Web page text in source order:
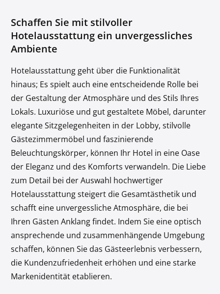
Schaffen Sie mit stilvoller
Hotelausstattung ein unvergessliches
Ambiente
Hotelausstattung geht über die Funktionalität
hinaus; Es spielt auch eine entscheidende Rolle bei
der Gestaltung der Atmosphäre und des Stils Ihres
Lokals. Luxuriöse und gut gestaltete Möbel, darunter
elegante Sitzgelegenheiten in der Lobby, stilvolle
Gästezimmermöbel und faszinierende
Beleuchtungskörper, können Ihr Hotel in eine Oase
der Eleganz und des Komforts verwandeln. Die Liebe
zum Detail bei der Auswahl hochwertiger
Hotelausstattung steigert die Gesamtästhetik und
schafft eine unvergessliche Atmosphäre, die bei
Ihren Gästen Anklang findet. Indem Sie eine optisch
ansprechende und zusammenhängende Umgebung
schaffen, können Sie das Gästeerlebnis verbessern,
die Kundenzufriedenheit erhöhen und eine starke
Markenidentität etablieren.